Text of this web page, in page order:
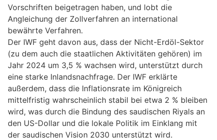
Vorschriften beigetragen haben, und lobt die
Angleichung der Zollverfahren an international
bewährte Verfahren.
Der IWF geht davon aus, dass der Nicht-Erdöl-Sektor
(zu dem auch die staatlichen Aktivitäten gehören) im
Jahr 2024 um 3,5 % wachsen wird, unterstützt durch
eine starke Inlandsnachfrage. Der IWF erklärte
außerdem, dass die Inflationsrate im Königreich
mittelfristig wahrscheinlich stabil bei etwa 2 % bleiben
wird, was durch die Bindung des saudischen Riyals an
den US-Dollar und die lokale Politik im Einklang mit
der saudischen Vision 2030 unterstützt wird.